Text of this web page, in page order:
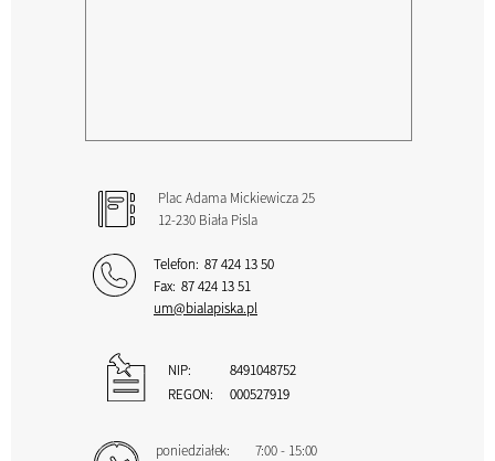
Plac Adama Mickiewicza 25
12-230 Biała Pisla
Telefon: 87 424 13 50
Fax: 87 424 13 51
um@bialapiska.pl
NIP:
8491048752
REGON:
000527919
poniedziałek:
7:00 - 15:00